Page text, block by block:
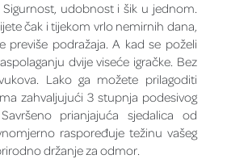
udobnost i šik u jednom.
čak i tijekom vrlo nemirnih dana,
previše podražaja. A kad se poželi
dvije viseće igračke. Bez
Lako ga možete prilagoditi
zahvaljujući 3 stupnja podesivog
prianjajuća sjedalica od
raspoređuje težinu vašeg
držanje za odmor.